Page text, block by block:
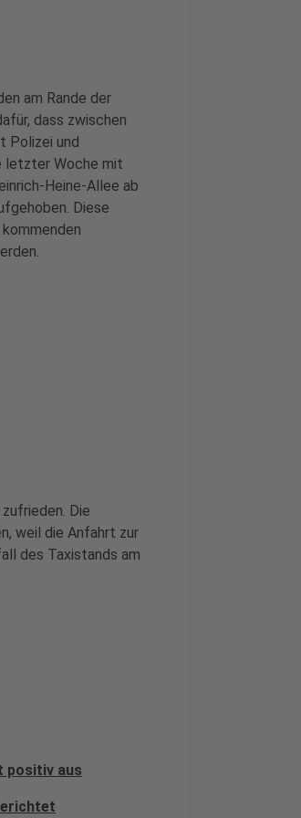
am Rande der
dass zwischen
Polizei und
letzter Woche mit
Heine-Allee ab
Diese
Die
weil die Anfahrt zur
des Taxistands am
positiv aus